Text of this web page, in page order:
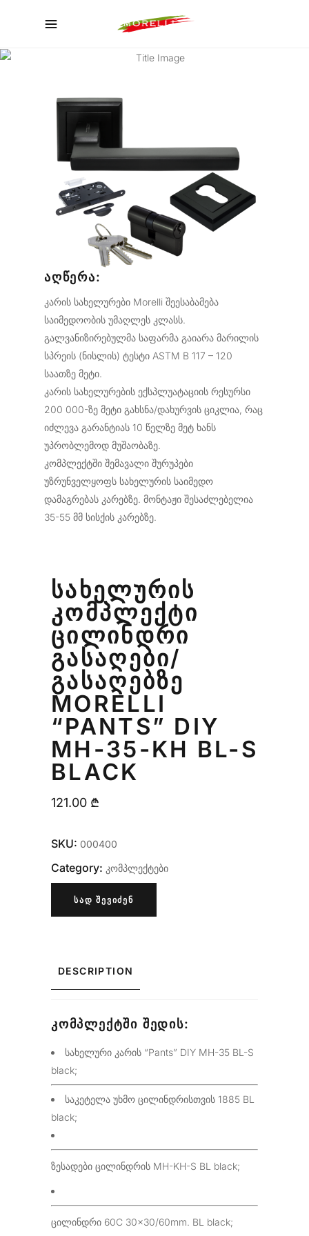
ᲙᲐᲢᲐᲚᲝᲒᲘ
ᲐᲦᲬᲔᲠᲐ:
კარის სახელურები Morelli შეესაბამება
საიმედოობის უმაღლეს კლასს.
გალვანიზირებულმა საფარმა გაიარა მარილის
სპრეის (ნისლის) ტესტი ASTM B 117 – 120
საათზე მეტი.
კარის სახელურების ექსპლუატაციის რესურსი
200 000-ზე მეტი გახსნა/დახურვის ციკლია, რაც
იძლევა გარანტიას 10 წელზე მეტ ხანს
უპრობლემოდ მუშაობაზე.
კომპლექტში შემავალი შურუპები
უზრუნველყოფს სახელურის საიმედო
დამაგრებას კარებზე. მონტაჟი შესაძლებელია
35-55 მმ სისქის კარებზე.
ᲡᲐᲮᲔᲚᲣᲠᲘᲡ
ᲙᲝᲛᲞᲚᲔᲥᲢᲘ
ᲪᲘᲚᲘᲜᲓᲠᲘ
ᲒᲐᲡᲐᲦᲔᲑᲘ/
ᲒᲐᲡᲐᲦᲔᲑᲖᲔ
MORELLI
“PANTS” DIY
MH-35-KH BL-S
BLACK
121.00 ₾
SKU: 000400
Category: კომპლექტები
ᲡᲐᲓ ᲨᲔᲕᲘᲫᲔᲜ
DESCRIPTION
ᲙᲝᲛᲞᲚᲔᲥᲢᲨᲘ ᲨᲔᲓᲘᲡ:
სახელური კარის “Pants” DIY MH-35 BL-S
black;
საკეტელა უხმო ცილინდრისთვის 1885 BL
black;
ზესადები ცილინდრის MH-KH-S BL black;
ცილინდრი 60C 30×30/60mm. BL black;